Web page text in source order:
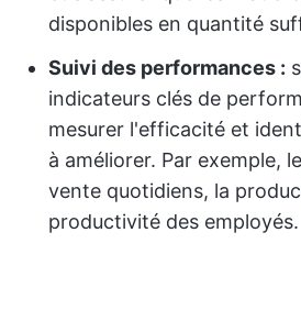
disponibles en quantité
Suivi des performances :
indicateurs clés de
mesurer l'efficacité et
à améliorer. Par exemple,
vente quotidiens, la
productivité des employés.